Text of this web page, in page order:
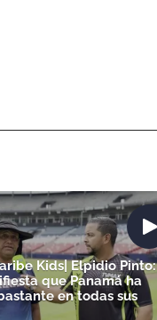
Kids| Elpidio Pinto:
que Panamá ha
en todas sus